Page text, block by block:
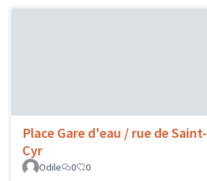
Place Gare d'eau / rue de Saint-
Cyr
Odile
0 0